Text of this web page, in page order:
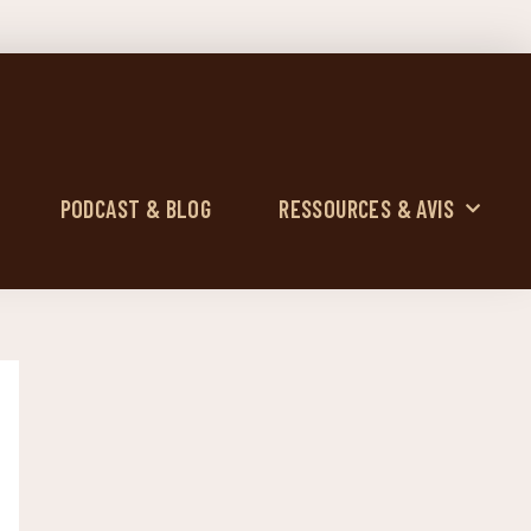
PODCAST & BLOG RESSOURCES & AVIS